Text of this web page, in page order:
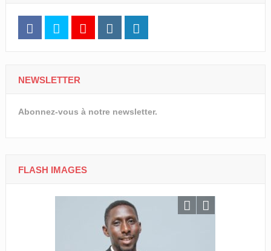
NEWSLETTER
Abonnez-vous à notre newsletter.
FLASH IMAGES